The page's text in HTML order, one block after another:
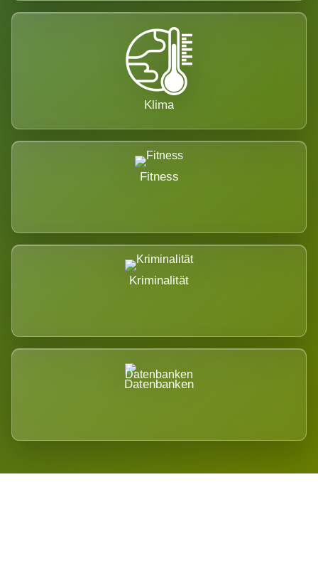
Klima
Fitness
Kriminalität
Datenbanken